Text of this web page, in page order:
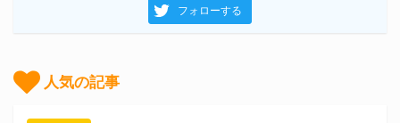
フォローする
人気の記事